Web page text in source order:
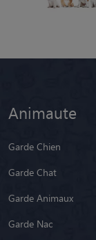
Animaute
Garde Chien
Garde Chat
Garde Animaux
Garde Nac